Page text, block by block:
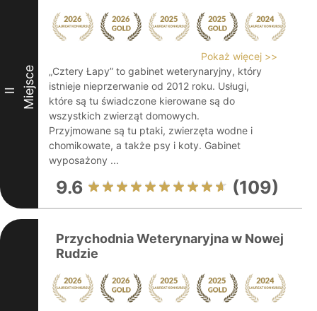
II Miejsce
Pokaż więcej >>
„Cztery Łapy” to gabinet weterynaryjny, który
istnieje nieprzerwanie od 2012 roku. Usługi,
które są tu świadczone kierowane są do
wszystkich zwierząt domowych.
Przyjmowane są tu ptaki, zwierzęta wodne i
chomikowate, a także psy i koty. Gabinet
wyposażony ...
9.6 (109)
Przychodnia Weterynaryjna w Nowej
Rudzie